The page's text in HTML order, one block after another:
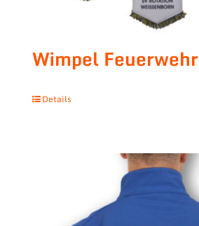
Wimpel Feuerwehr
Details